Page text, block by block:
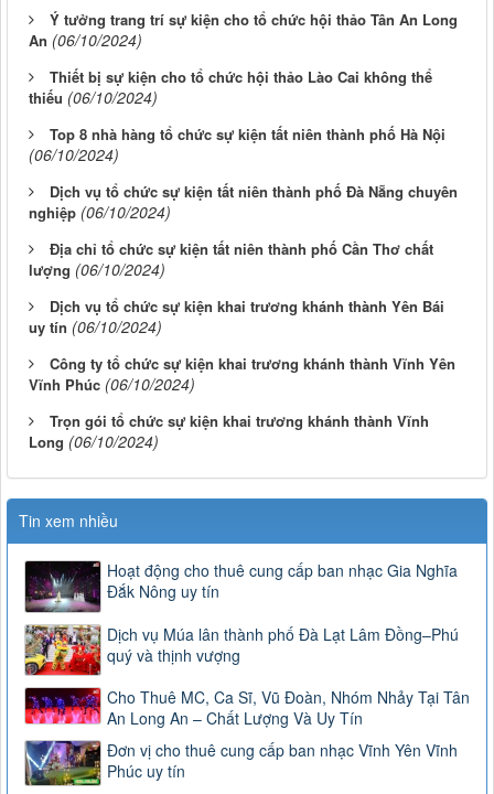
Ý tưởng trang trí sự kiện cho tổ chức hội thảo Tân An Long
An (06/10/2024)
Thiết bị sự kiện cho tổ chức hội thảo Lào Cai không thể
thiếu (06/10/2024)
Top 8 nhà hàng tổ chức sự kiện tất niên thành phố Hà Nội
(06/10/2024)
Dịch vụ tổ chức sự kiện tất niên thành phố Đà Nẵng chuyên
nghiệp (06/10/2024)
Địa chỉ tổ chức sự kiện tất niên thành phố Cần Thơ chất
lượng (06/10/2024)
Dịch vụ tổ chức sự kiện khai trương khánh thành Yên Bái
uy tín (06/10/2024)
Công ty tổ chức sự kiện khai trương khánh thành Vĩnh Yên
Vĩnh Phúc (06/10/2024)
Trọn gói tổ chức sự kiện khai trương khánh thành Vĩnh
Long (06/10/2024)
Tin xem nhiều
Hoạt động cho thuê cung cấp ban nhạc Gia Nghĩa
Đắk Nông uy tín
Dịch vụ Múa lân thành phố Đà Lạt Lâm Đồng–Phú
quý và thịnh vượng
Cho Thuê MC, Ca Sĩ, Vũ Đoàn, Nhóm Nhảy Tại Tân
An Long An – Chất Lượng Và Uy Tín
Đơn vị cho thuê cung cấp ban nhạc Vĩnh Yên Vĩnh
Phúc uy tín